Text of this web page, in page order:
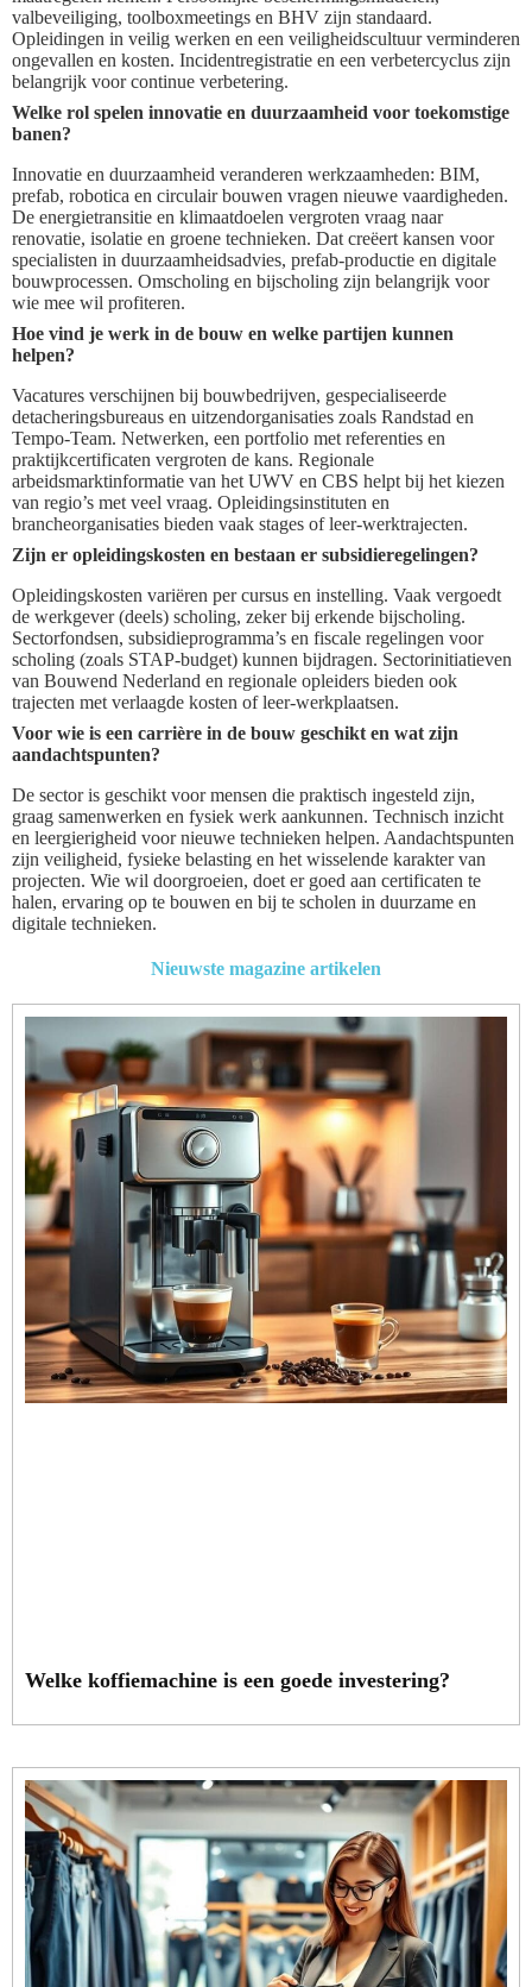
valbeveiliging, toolboxmeetings en BHV zijn standaard.
Opleidingen in veilig werken en een veiligheidscultuur verminderen
ongevallen en kosten. Incidentregistratie en een verbetercyclus zijn
belangrijk voor continue verbetering.
Welke rol spelen innovatie en duurzaamheid voor toekomstige
banen?
Innovatie en duurzaamheid veranderen werkzaamheden: BIM,
prefab, robotica en circulair bouwen vragen nieuwe vaardigheden.
De energietransitie en klimaatdoelen vergroten vraag naar
renovatie, isolatie en groene technieken. Dat creëert kansen voor
specialisten in duurzaamheidsadvies, prefab-productie en digitale
bouwprocessen. Omscholing en bijscholing zijn belangrijk voor
wie mee wil profiteren.
Hoe vind je werk in de bouw en welke partijen kunnen
helpen?
Vacatures verschijnen bij bouwbedrijven, gespecialiseerde
detacheringsbureaus en uitzendorganisaties zoals Randstad en
Tempo-Team. Netwerken, een portfolio met referenties en
praktijkcertificaten vergroten de kans. Regionale
arbeidsmarktinformatie van het UWV en CBS helpt bij het kiezen
van regio’s met veel vraag. Opleidingsinstituten en
brancheorganisaties bieden vaak stages of leer-werktrajecten.
Zijn er opleidingskosten en bestaan er subsidieregelingen?
Opleidingskosten variëren per cursus en instelling. Vaak vergoedt
de werkgever (deels) scholing, zeker bij erkende bijscholing.
Sectorfondsen, subsidieprogramma’s en fiscale regelingen voor
scholing (zoals STAP-budget) kunnen bijdragen. Sectorinitiatieven
van Bouwend Nederland en regionale opleiders bieden ook
trajecten met verlaagde kosten of leer-werkplaatsen.
Voor wie is een carrière in de bouw geschikt en wat zijn
aandachtspunten?
De sector is geschikt voor mensen die praktisch ingesteld zijn,
graag samenwerken en fysiek werk aankunnen. Technisch inzicht
en leergierigheid voor nieuwe technieken helpen. Aandachtspunten
zijn veiligheid, fysieke belasting en het wisselende karakter van
projecten. Wie wil doorgroeien, doet er goed aan certificaten te
halen, ervaring op te bouwen en bij te scholen in duurzame en
digitale technieken.
Nieuwste magazine artikelen
Welke koffiemachine is een goede investering?